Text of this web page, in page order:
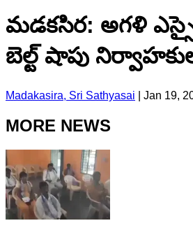
మడకసిర: అగళి
బెల్ట్ షాపు
Madakasira, Sri Sathyasai Jan 19,
MORE NEWS